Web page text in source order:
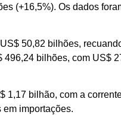
(+16,5%). Os dados
50,82 bilhões,
bilhões, com US$
bilhão, com a
importações.